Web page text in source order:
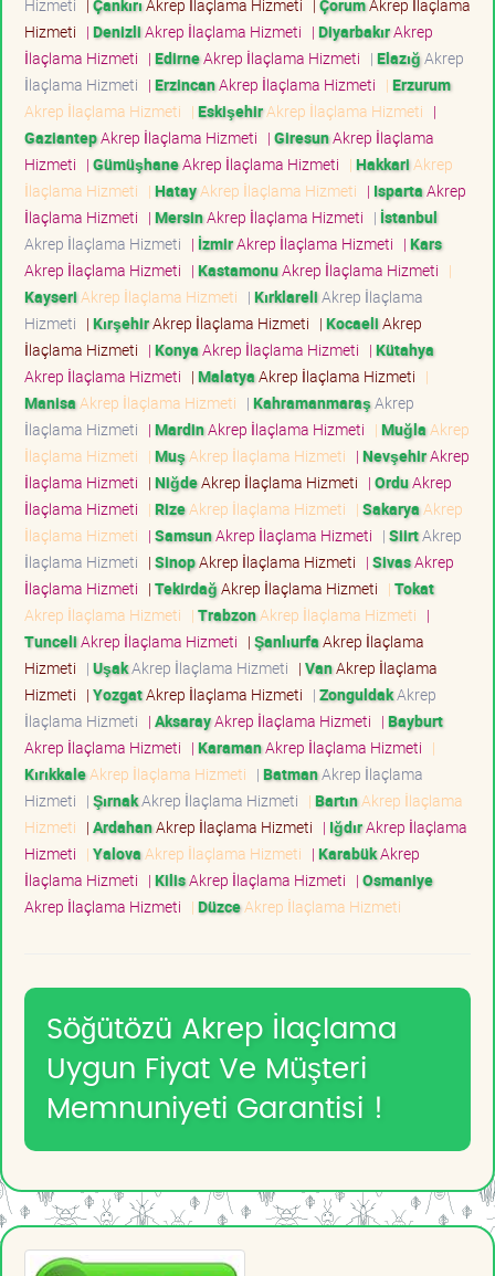
Hizmeti | ÇankırıAkrep İlaçlama Hizmeti | ÇorumAkrep İlaçlama
Hizmeti | DenizliAkrep İlaçlama Hizmeti | DiyarbakırAkrep
İlaçlama Hizmeti | EdirneAkrep İlaçlama Hizmeti | ElazığAkrep
İlaçlama Hizmeti | ErzincanAkrep İlaçlama Hizmeti | Erzurum
Akrep İlaçlama Hizmeti | EskişehirAkrep İlaçlama Hizmeti |
GaziantepAkrep İlaçlama Hizmeti | GiresunAkrep İlaçlama
Hizmeti | GümüşhaneAkrep İlaçlama Hizmeti | Hakkari Akrep
İlaçlama Hizmeti | HatayAkrep İlaçlama Hizmeti | IspartaAkrep
İlaçlama Hizmeti | MersinAkrep İlaçlama Hizmeti | İstanbul
Akrep İlaçlama Hizmeti | İzmirAkrep İlaçlama Hizmeti | Kars
Akrep İlaçlama Hizmeti | KastamonuAkrep İlaçlama Hizmeti |
Kayseri Akrep İlaçlama Hizmeti | KırklareliAkrep İlaçlama
Hizmeti | KırşehirAkrep İlaçlama Hizmeti | KocaeliAkrep
İlaçlama Hizmeti | KonyaAkrep İlaçlama Hizmeti | Kütahya
Akrep İlaçlama Hizmeti | MalatyaAkrep İlaçlama Hizmeti |
Manisa Akrep İlaçlama Hizmeti | KahramanmaraşAkrep
İlaçlama Hizmeti | MardinAkrep İlaçlama Hizmeti | Muğla Akrep
İlaçlama Hizmeti | Muş Akrep İlaçlama Hizmeti | NevşehirAkrep
İlaçlama Hizmeti | NiğdeAkrep İlaçlama Hizmeti | OrduAkrep
İlaçlama Hizmeti | RizeAkrep İlaçlama Hizmeti | Sakarya Akrep
İlaçlama Hizmeti | SamsunAkrep İlaçlama Hizmeti | SiirtAkrep
İlaçlama Hizmeti | SinopAkrep İlaçlama Hizmeti | SivasAkrep
İlaçlama Hizmeti | TekirdağAkrep İlaçlama Hizmeti | Tokat
Akrep İlaçlama Hizmeti | TrabzonAkrep İlaçlama Hizmeti |
TunceliAkrep İlaçlama Hizmeti | ŞanlıurfaAkrep İlaçlama
Hizmeti | UşakAkrep İlaçlama Hizmeti | VanAkrep İlaçlama
Hizmeti | YozgatAkrep İlaçlama Hizmeti | ZonguldakAkrep
İlaçlama Hizmeti | AksarayAkrep İlaçlama Hizmeti | Bayburt
Akrep İlaçlama Hizmeti | KaramanAkrep İlaçlama Hizmeti |
KırıkkaleAkrep İlaçlama Hizmeti | BatmanAkrep İlaçlama
Hizmeti | ŞırnakAkrep İlaçlama Hizmeti | BartınAkrep İlaçlama
Hizmeti | ArdahanAkrep İlaçlama Hizmeti | IğdırAkrep İlaçlama
Hizmeti | Yalova Akrep İlaçlama Hizmeti | KarabükAkrep
İlaçlama Hizmeti | KilisAkrep İlaçlama Hizmeti | Osmaniye
Akrep İlaçlama Hizmeti | DüzceAkrep İlaçlama Hizmeti
Söğütözü Akrep İlaçlama
Uygun Fiyat Ve Müşteri
Memnuniyeti Garantisi !